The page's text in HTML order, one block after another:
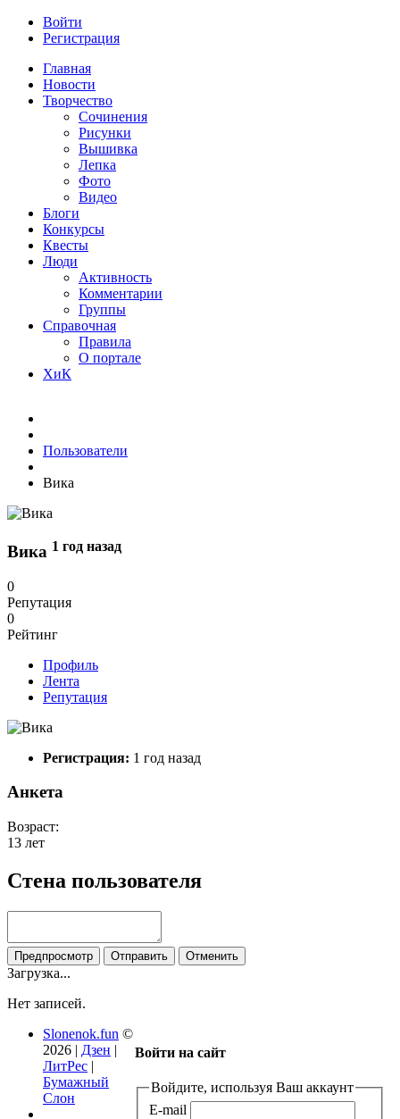
Войти
Регистрация
Главная
Новости
Творчество
Сочинения
Рисунки
Вышивка
Лепка
Фото
Видео
Блоги
Конкурсы
Квесты
Люди
Активность
Комментарии
Группы
Справочная
Правила
О портале
ХиК
Пользователи
Вика
Вика 1 год назад
0
Репутация
0
Рейтинг
Профиль
Лента
Репутация
Регистрация: 1 год назад
Анкета
Возраст:
13 лет
Стена пользователя
Загрузка...
Нет записей.
Войти на сайт
Войдите, используя Ваш аккаунт
E-mail
Slonenok.fun ©
2026 | Дзен |
ЛитРес |
Бумажный
Слон